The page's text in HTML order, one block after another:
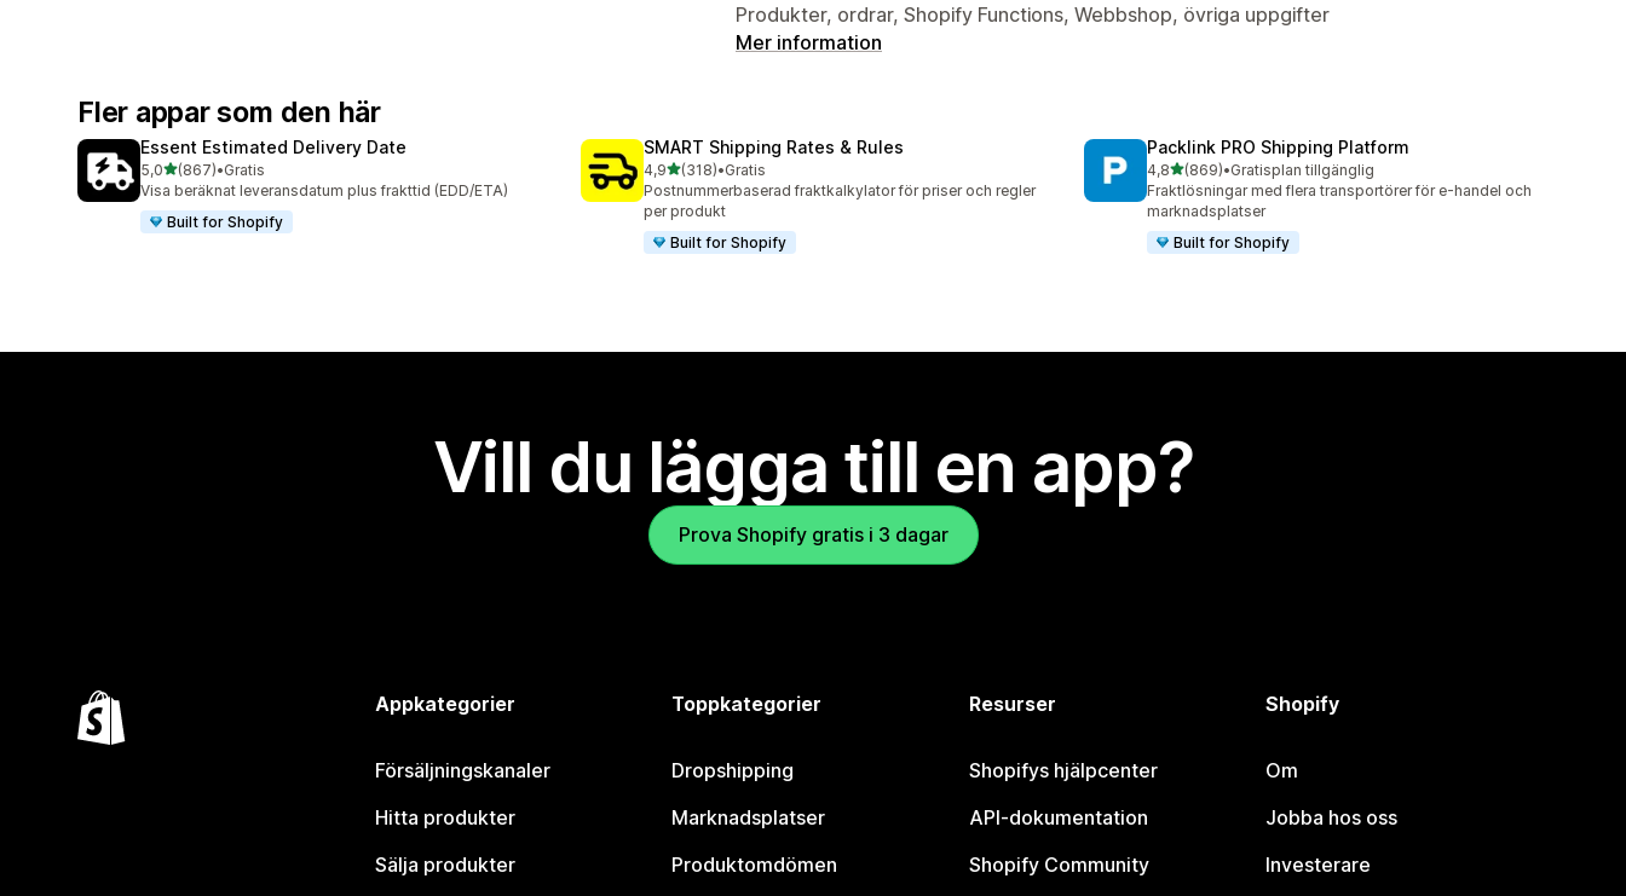
Produkter, ordrar, Shopify Functions, Webbshop, övriga uppgifter
Mer information
Fler appar som den här
Essent Estimated Delivery Date
5,0av 5 stjärnor
(867)
867 recensioner totalt
•Gratis
Visa beräknat leveransdatum plus frakttid (EDD/ETA)
Built for Shopify
SMART Shipping Rates & Rules
4,9av 5 stjärnor
(318)
318 recensioner totalt
•Gratis
Postnummerbaserad fraktkalkylator för priser och regler
per produkt
Built for Shopify
Packlink PRO Shipping Platform
4,8av 5 stjärnor
(869)
869 recensioner totalt
•Gratisplan tillgänglig
Fraktlösningar med flera transportörer för e-handel och
marknadsplatser
Built for Shopify
Vill du lägga till en app?
Prova Shopify gratis i 3 dagar
Appkategorier
Försäljningskanaler
Hitta produkter
Sälja produkter
Toppkategorier
Dropshipping
Marknadsplatser
Produktomdömen
Resurser
Shopifys hjälpcenter
API-dokumentation
Shopify Community
Shopify
Om
Jobba hos oss
Investerare